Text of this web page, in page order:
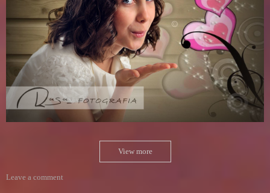
View more
Leave a comment